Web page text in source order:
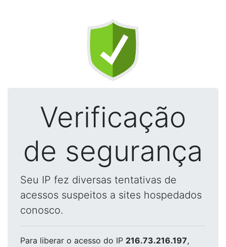
Verificação
de segurança
Seu IP fez diversas tentativas de
acessos suspeitos a sites hospedados
conosco.
Para liberar o acesso do IP 216.73.216.197,